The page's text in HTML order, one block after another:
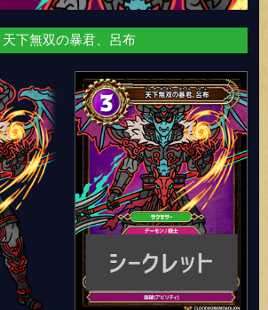
天下無双の暴君、呂布